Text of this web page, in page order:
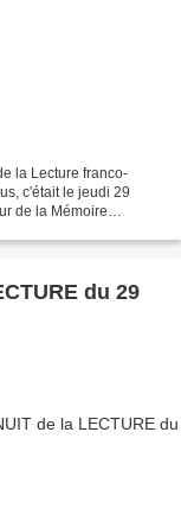
la Lecture franco-
c'était le jeudi 29
de la Mémoire
du 29